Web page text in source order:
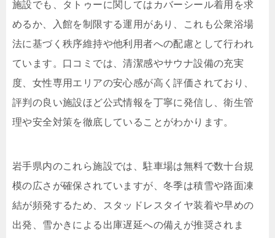
施設でも、タトゥーに関してはカバーシール着用を求
めるか、入館を制限する運用があり、これも公衆浴場
法に基づく秩序維持や他利用者への配慮として行われ
ています。口コミでは、清潔感やサウナ設備の充実
度、女性専用エリアの安心感が高く評価されており、
評判の良い施設ほど公式情報を丁寧に発信し、衛生管
理や安全対策を徹底していることがわかります。
岩手県内のこれら施設では、駐車場は無料で数十台規
模の広さが確保されていますが、冬季は積雪や路面凍
結が頻発するため、スタッドレスタイヤ装着や早めの
出発、雪かきによる出庫遅延への備えが推奨されま